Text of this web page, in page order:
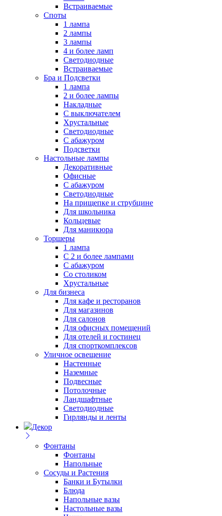
Встраиваемые
Споты
1 лампа
2 лампы
3 лампы
4 и более ламп
Светодиодные
Встраиваемые
Бра и Подсветки
1 лампа
2 и более лампы
Накладные
С выключателем
Хрустальные
Светодиодные
С абажуром
Подсветки
Настольные лампы
Декоративные
Офисные
С абажуром
Светодиодные
На прищепке и струбцине
Для школьника
Кольцевые
Для маникюра
Торшеры
1 лампа
С 2 и более лампами
С абажуром
Со столиком
Хрустальные
Для бизнеса
Для кафе и ресторанов
Для магазинов
Для салонов
Для офисных помещений
Для отелей и гостинец
Для спорткомплексов
Уличное освещение
Настенные
Наземные
Подвесные
Потолочные
Ландшафтные
Светодиодные
Гирлянды и ленты
Декор
Фонтаны
Фонтаны
Напольные
Сосуды и Растения
Банки и Бутылки
Блюда
Напольные вазы
Настольные вазы